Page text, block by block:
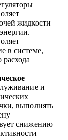
жидкости
в системе,
и
выполнять
снижению